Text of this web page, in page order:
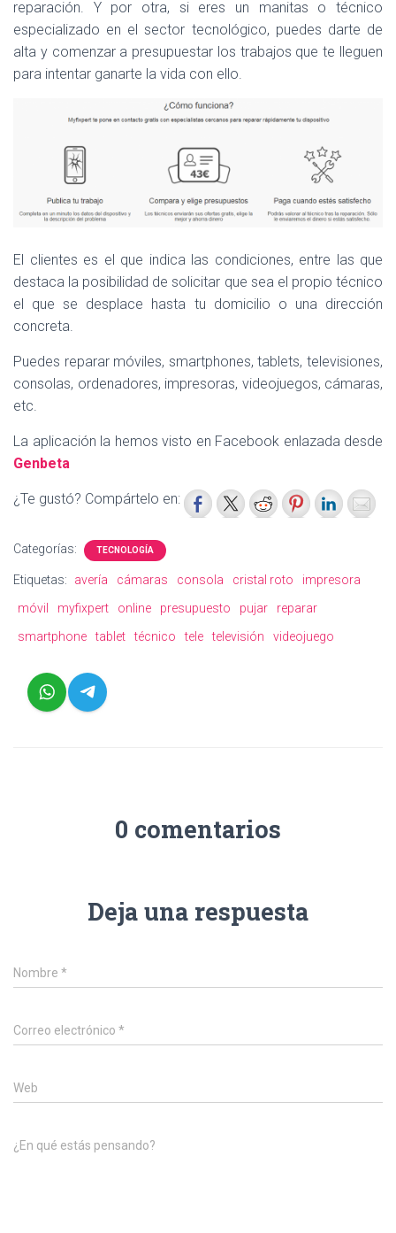
reparación. Y por otra, si eres un manitas o técnico
especializado en el sector tecnológico, puedes darte de
alta y comenzar a presupuestar los trabajos que te lleguen
para intentar ganarte la vida con ello.
El clientes es el que indica las condiciones, entre las que
destaca la posibilidad de solicitar que sea el propio técnico
el que se desplace hasta tu domicilio o una dirección
concreta.
Puedes reparar móviles, smartphones, tablets, televisiones,
consolas, ordenadores, impresoras, videojuegos, cámaras,
etc.
La aplicación la hemos visto en Facebook enlazada desde
Genbeta
¿Te gustó? Compártelo en:
Categorías: TECNOLOGÍA
Etiquetas: avería cámaras consola cristal roto
impresora
móvil
myfixpert online presupuesto pujar
reparar
smartphone
tablet técnico tele televisión videojuego
0 comentarios
Deja una respuesta
Nombre *
Correo electrónico *
Web
¿En qué estás pensando?